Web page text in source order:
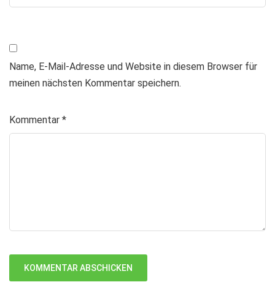
Name, E-Mail-Adresse und Website in diesem Browser für
meinen nächsten Kommentar speichern.
Kommentar *